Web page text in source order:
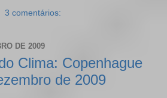
3 comentários:
DE 2009
Clima: Copenhague
de 2009